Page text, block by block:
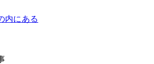
内にある